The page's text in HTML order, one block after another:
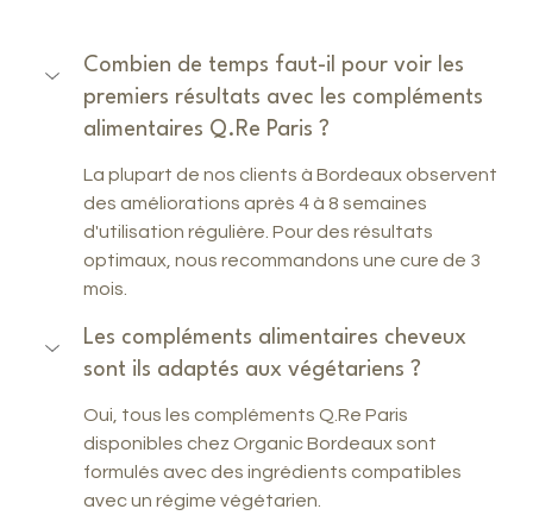
Combien de temps faut-il pour voir les
premiers résultats avec les compléments
alimentaires Q.Re Paris ?
La plupart de nos clients à Bordeaux observent
des améliorations après 4 à 8 semaines
d'utilisation régulière. Pour des résultats
optimaux, nous recommandons une cure de 3
mois.
Les compléments alimentaires cheveux
sont ils adaptés aux végétariens ?
Oui, tous les compléments Q.Re Paris
disponibles chez Organic Bordeaux sont
formulés avec des ingrédients compatibles
avec un régime végétarien.